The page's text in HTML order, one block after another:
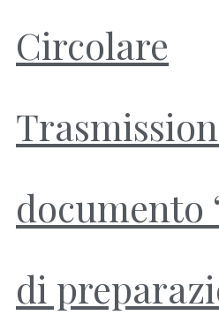
Circolare
documento
di